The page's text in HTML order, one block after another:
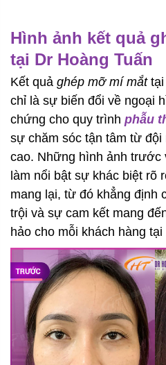
Hình ảnh kết quả
tại Dr Hoàng Tuấn
Kết quả ghép mỡ mí mắttại
chỉ là sự biến đổi về ngoại
chứng cho quy trình phẫu
sự chăm sóc tận tâm từ đội
cao. Những hình ảnh trước
làm nổi bật sự khác biệt rõ
mang lại, từ đó khẳng định
trội và sự cam kết mang
hảo cho mỗi khách hàng tại